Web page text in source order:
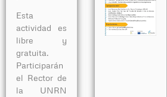
Esta
actividad es
libre y
gratuita.
Participarán
el Rector de
la UNRN